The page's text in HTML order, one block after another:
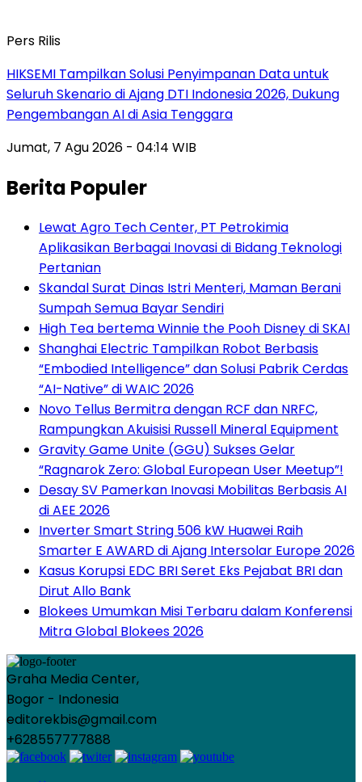
Pers Rilis
HIKSEMI Tampilkan Solusi Penyimpanan Data untuk
Seluruh Skenario di Ajang DTI Indonesia 2026, Dukung
Pengembangan AI di Asia Tenggara
Jumat, 7 Agu 2026 - 04:14 WIB
Berita Populer
Lewat Agro Tech Center, PT Petrokimia
Aplikasikan Berbagai Inovasi di Bidang Teknologi
Pertanian
Skandal Surat Dinas Istri Menteri, Maman Berani
Sumpah Semua Bayar Sendiri
High Tea bertema Winnie the Pooh Disney di SKAI
Shanghai Electric Tampilkan Robot Berbasis
“Embodied Intelligence” dan Solusi Pabrik Cerdas
“AI-Native” di WAIC 2026
Novo Tellus Bermitra dengan RCF dan NRFC,
Rampungkan Akuisisi Russell Mineral Equipment
Gravity Game Unite (GGU) Sukses Gelar
“Ragnarok Zero: Global European User Meetup”!
Desay SV Pamerkan Inovasi Mobilitas Berbasis AI
di AEE 2026
Inverter Smart String 506 kW Huawei Raih
Smarter E AWARD di Ajang Intersolar Europe 2026
Kasus Korupsi EDC BRI Seret Eks Pejabat BRI dan
Dirut Allo Bank
Blokees Umumkan Misi Terbaru dalam Konferensi
Mitra Global Blokees 2026
Graha Media Center,
Bogor - Indonesia
editorekbis@gmail.com
+628557777888